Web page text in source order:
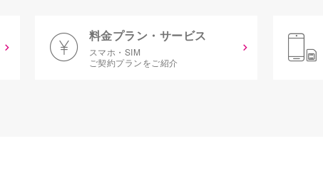
料金プラン・サービス
スマホ・SIM
ご契約プランをご紹介